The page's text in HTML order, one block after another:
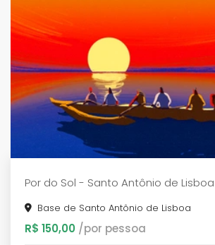
Por do Sol - Santo Antônio de Lisboa
Base de Santo Antônio de Lisboa
R$ 150,00 /por pessoa